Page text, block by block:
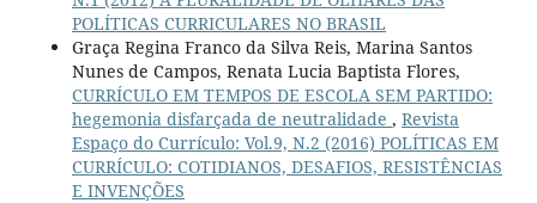
POLÍTICAS CURRICULARES NO BRASIL
Graça Regina Franco da Silva Reis, Marina Santos
Nunes de Campos, Renata Lucia Baptista Flores,
CURRÍCULO EM TEMPOS DE ESCOLA SEM PARTIDO:
hegemonia disfarçada de neutralidade , Revista
Espaço do Currículo: Vol.9, N.2 (2016) POLÍTICAS EM
CURRÍCULO: COTIDIANOS, DESAFIOS, RESISTÊNCIAS
E INVENÇÕES